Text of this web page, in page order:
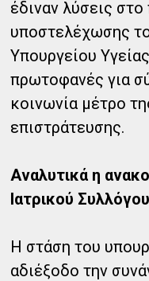
έδιναν λύσεις
υποστελέχωσης
Υπουργείου
πρωτοφανές για
κοινωνία μέτρο
επιστράτευσης.
Αναλυτικά η
Ιατρικού
Η στάση του
αδιέξοδο την